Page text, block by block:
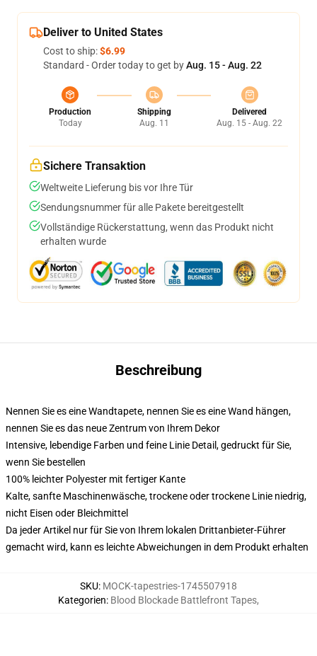
Deliver to United States
Cost to ship:$6.99
Standard - Order today to get byAug. 15 - Aug. 22
Production
Today
Shipping
Aug. 11
Delivered
Aug. 15 - Aug. 22
Sichere Transaktion
Weltweite Lieferung bis vor Ihre Tür
Sendungsnummer für alle Pakete bereitgestellt
Vollständige Rückerstattung, wenn das Produkt nicht
erhalten wurde
Beschreibung
Nennen Sie es eine Wandtapete, nennen Sie es eine Wand hängen,
nennen Sie es das neue Zentrum von Ihrem Dekor
Intensive, lebendige Farben und feine Linie Detail, gedruckt für Sie,
wenn Sie bestellen
100% leichter Polyester mit fertiger Kante
Kalte, sanfte Maschinenwäsche, trockene oder trockene Linie niedrig,
nicht Eisen oder Bleichmittel
Da jeder Artikel nur für Sie von Ihrem lokalen Drittanbieter-Führer
gemacht wird, kann es leichte Abweichungen in dem Produkt erhalten
SKU: MOCK-tapestries-1745507918
Kategorien: Blood Blockade Battlefront Tapes,